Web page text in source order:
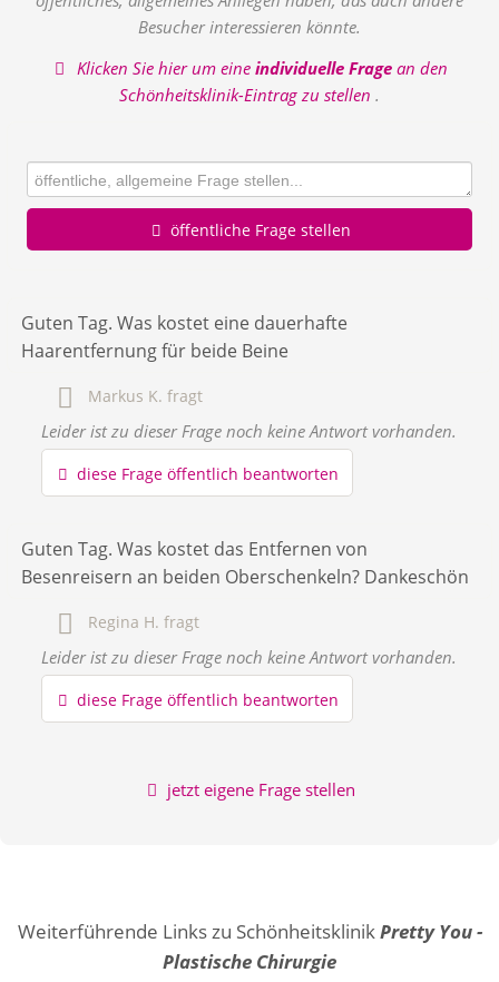
Besucher interessieren könnte.
Klicken Sie hier um eineindividuelle Frage an den
Schönheitsklinik-Eintrag zu stellen .
öffentliche Frage stellen
E-Mail-Adresse (wird nicht veröffentlicht)
öffentliche Frage stellen Abbrechen
Schönheitsklinik-Eintrag zu stellen
Guten Tag. Was kostet eine dauerhafte
Haarentfernung für beide Beine
Markus K. fragt
Leider ist zu dieser Frage noch keine Antwort vorhanden.
diese Frage öffentlich beantworten
Guten Tag. Was kostet das Entfernen von
Besenreisern an beiden Oberschenkeln? Dankeschön
Regina H. fragt
Leider ist zu dieser Frage noch keine Antwort vorhanden.
diese Frage öffentlich beantworten
jetzt eigene Frage stellen
Weiterführende Links zu SchönheitsklinikPretty You -
Plastische Chirurgie